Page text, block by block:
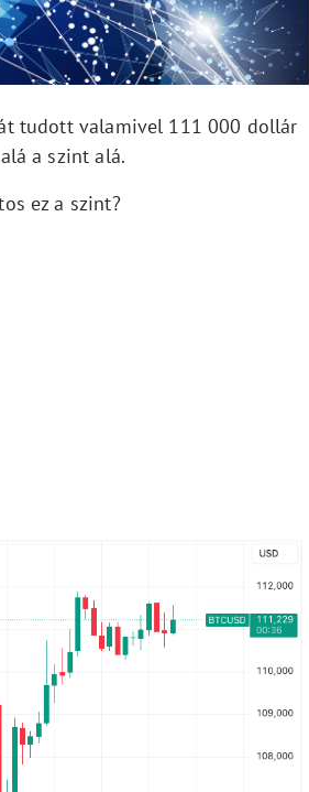
tudott valamivel 111 000 dollár
a szint alá.
ez a szint?